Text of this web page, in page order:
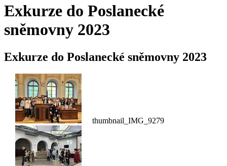
Exkurze do Poslanecké
sněmovny 2023
Exkurze do Poslanecké sněmovny 2023
thumbnail_IMG_9279